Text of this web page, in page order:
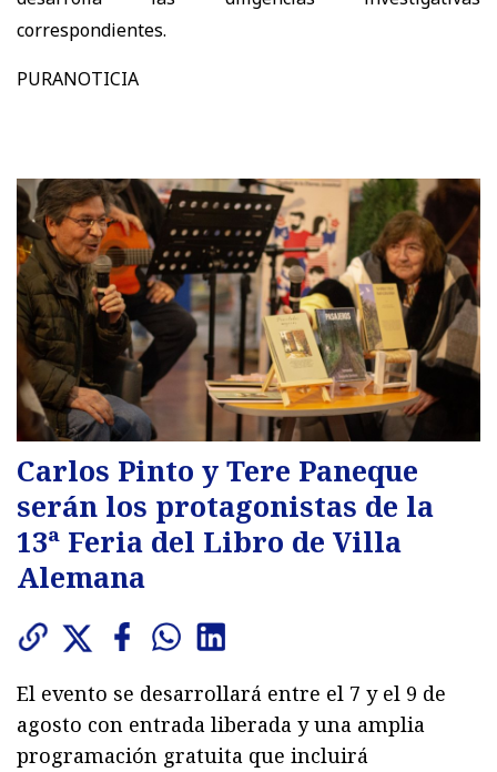
correspondientes.
PURANOTICIA
Carlos Pinto y Tere Paneque
serán los protagonistas de la
13ª Feria del Libro de Villa
Alemana
El evento se desarrollará entre el 7 y el 9 de
agosto con entrada liberada y una amplia
programación gratuita que incluirá